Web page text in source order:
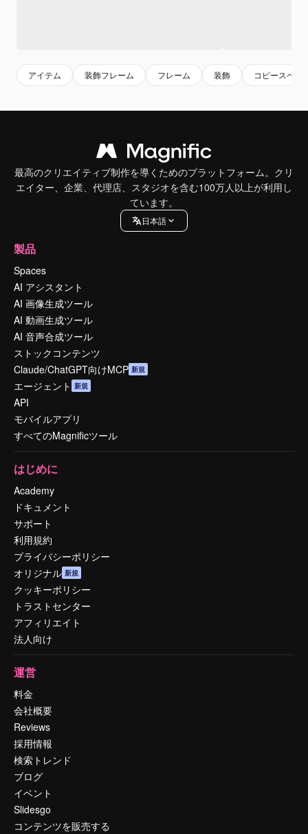
アイテム 装飾フレーム フレーム 装飾 コピースペー
最高のクリエイティブ制作を導くためのプラットフォーム。クリ
エイター、企業、代理店、スタジオを含む100万人以上が利用し
ています。
日本語
製品
Spaces
AI アシスタント
AI 画像生成ツール
AI 動画生成ツール
AI 音声合成ツール
ストックコンテンツ
Claude/ChatGPT向けMCP 新規
エージェント 新規
API
モバイルアプリ
すべてのMagnificツール
はじめに
Academy
ドキュメント
サポート
利用規約
プライバシーポリシー
オリジナル 新規
クッキーポリシー
トラストセンター
アフィリエイト
法人向け
運営
料金
会社概要
Reviews
採用情報
検索トレンド
ブログ
イベント
Slidesgo
コンテンツを販売する